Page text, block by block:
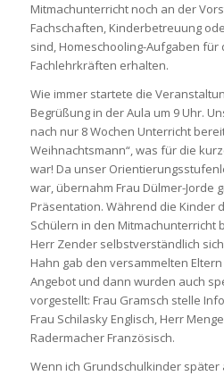
Mitmachunterricht noch an der
Fachschaften, Kinderbetreuung
sind, Homeschooling-Aufgaben für
Fachlehrkräften erhalten.
Wie immer startete die
Begrüßung in der Aula um 9 Uhr.
nach nur 8 Wochen Unterricht
Weihnachtsmann“, was für die
war! Da unser
war, übernahm Frau Dülmer-Jorde
Präsentation. Während die Kinder
Schülern in den Mitmachunterricht
Herr Zender selbstverständlich
Hahn gab den versammelten
Angebot und dann wurden auch
vorgestellt: Frau Gramsch stelle
Frau Schilasky Englisch, Herr
Radermacher Französisch.
Wenn ich Grundschulkinder